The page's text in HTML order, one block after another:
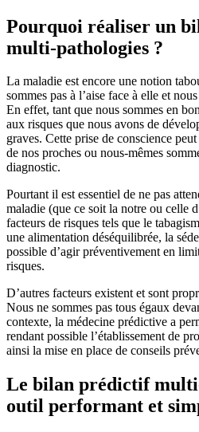
Pourquoi réaliser un
multi-pathologies ?
La maladie est encore une notion
sommes pas à l’aise face à elle et
En effet, tant que nous sommes en
aux risques que nous avons de
graves. Cette prise de conscience
de nos proches ou nous-mêmes
diagnostic.
Pourtant il est essentiel de ne pas
maladie (que ce soit la notre ou celle
facteurs de risques tels que le
une alimentation déséquilibrée, la
possible d’agir préventivement en
risques.
D’autres facteurs existent et sont
Nous ne sommes pas tous égaux
contexte, la médecine prédictive a
rendant possible l’établissement de
ainsi la mise en place de conseils
Le bilan prédictif
outil performant et